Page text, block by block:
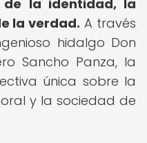
de la identidad, la
la verdad. A través
hidalgo Don
Sancho Panza, la
única sobre la
y la sociedad de